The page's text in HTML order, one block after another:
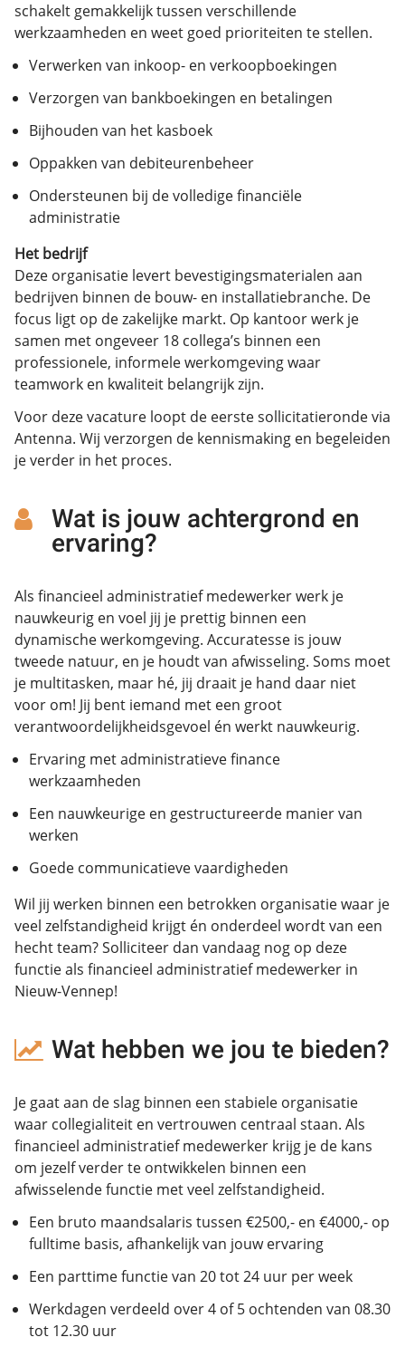
schakelt gemakkelijk tussen verschillende
werkzaamheden en weet goed prioriteiten te stellen.
Verwerken van inkoop- en verkoopboekingen
Verzorgen van bankboekingen en betalingen
Bijhouden van het kasboek
Oppakken van debiteurenbeheer
Ondersteunen bij de volledige financiële
administratie
Het bedrijf
Deze organisatie levert bevestigingsmaterialen aan
bedrijven binnen de bouw- en installatiebranche. De
focus ligt op de zakelijke markt. Op kantoor werk je
samen met ongeveer 18 collega’s binnen een
professionele, informele werkomgeving waar
teamwork en kwaliteit belangrijk zijn.
Voor deze vacature loopt de eerste sollicitatieronde via
Antenna. Wij verzorgen de kennismaking en begeleiden
je verder in het proces.
Wat is jouw achtergrond en
ervaring?
Als financieel administratief medewerker werk je
nauwkeurig en voel jij je prettig binnen een
dynamische werkomgeving. Accuratesse is jouw
tweede natuur, en je houdt van afwisseling. Soms moet
je multitasken, maar hé, jij draait je hand daar niet
voor om! Jij bent iemand met een groot
verantwoordelijkheidsgevoel én werkt nauwkeurig.
Ervaring met administratieve finance
werkzaamheden
Een nauwkeurige en gestructureerde manier van
werken
Goede communicatieve vaardigheden
Wil jij werken binnen een betrokken organisatie waar je
veel zelfstandigheid krijgt én onderdeel wordt van een
hecht team? Solliciteer dan vandaag nog op deze
functie als financieel administratief medewerker in
Nieuw-Vennep!
Wat hebben we jou te bieden?
Je gaat aan de slag binnen een stabiele organisatie
waar collegialiteit en vertrouwen centraal staan. Als
financieel administratief medewerker krijg je de kans
om jezelf verder te ontwikkelen binnen een
afwisselende functie met veel zelfstandigheid.
Een bruto maandsalaris tussen €2500,- en €4000,- op
fulltime basis, afhankelijk van jouw ervaring
Een parttime functie van 20 tot 24 uur per week
Werkdagen verdeeld over 4 of 5 ochtenden van 08.30
tot 12.30 uur